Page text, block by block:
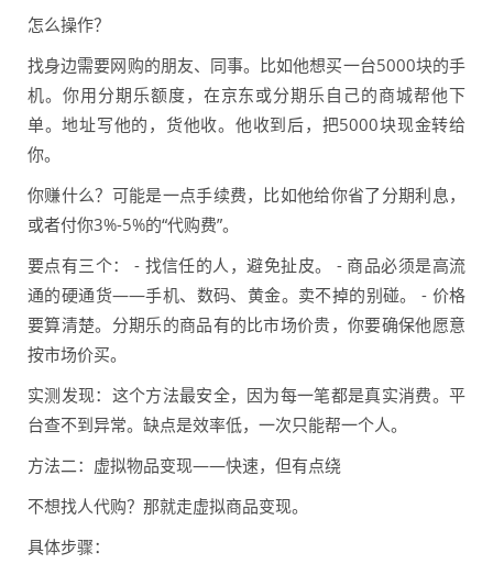
怎么操作？
找身边需要网购的朋友、同事。比如他想买一台5000块的手
机。你用分期乐额度，在京东或分期乐自己的商城帮他下
单。地址写他的，货他收。他收到后，把5000块现金转给
你。
你赚什么？可能是一点手续费，比如他给你省了分期利息，
或者付你3%-5%的“代购费”。
要点有三个： - 找信任的人，避免扯皮。 - 商品必须是高流
通的硬通货——手机、数码、黄金。卖不掉的别碰。 - 价格
要算清楚。分期乐的商品有的比市场价贵，你要确保他愿意
按市场价买。
实测发现：这个方法最安全，因为每一笔都是真实消费。平
台查不到异常。缺点是效率低，一次只能帮一个人。
方法二：虚拟物品变现——快速，但有点绕
不想找人代购？那就走虚拟商品变现。
具体步骤：